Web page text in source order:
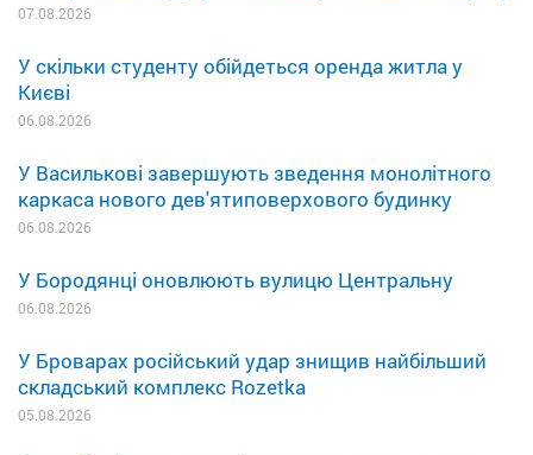
07.08.2026
У скільки студенту обійдеться оренда житла у
Києві
06.08.2026
У Василькові завершують зведення монолітного
каркаса нового дев'ятиповерхового будинку
06.08.2026
У Бородянці оновлюють вулицю Центральну
06.08.2026
У Броварах російський удар знищив найбільший
складський комплекс Rozetka
05.08.2026